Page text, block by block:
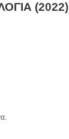
(2022)